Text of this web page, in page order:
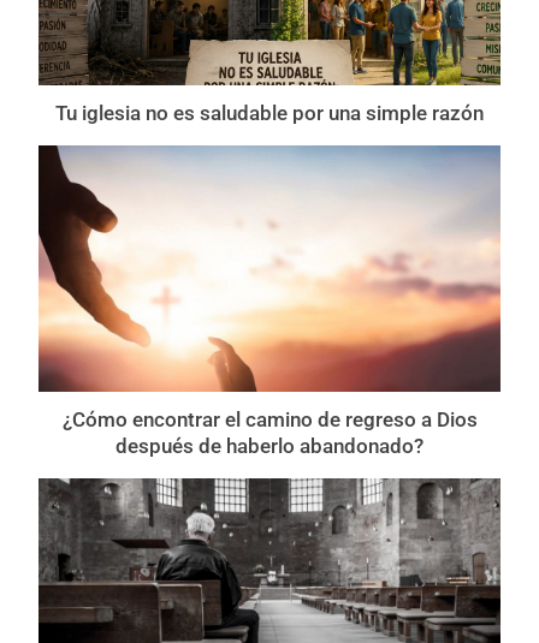
Tu iglesia no es saludable por una simple razón
¿Cómo encontrar el camino de regreso a Dios
después de haberlo abandonado?